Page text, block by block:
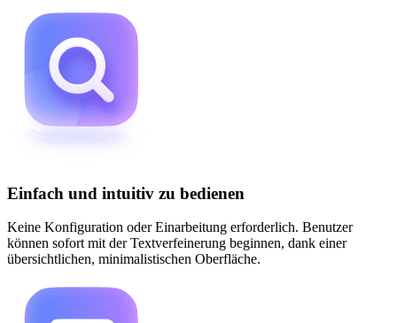
Einfach und intuitiv zu bedienen
Keine Konfiguration oder Einarbeitung erforderlich. Benutzer
können sofort mit der Textverfeinerung beginnen, dank einer
übersichtlichen, minimalistischen Oberfläche.